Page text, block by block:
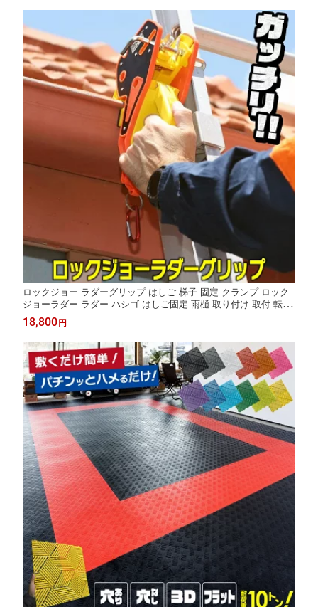
ロックジョー ラダーグリップ はしご 梯子 固定 クランプ ロック
ジョーラダー ラダー ハシゴ はしご固定 雨樋 取り付け 取付 転落
防止 はしご 固定具 安全 安定 器具 Lock Jaw Ladder Grip 日本正
規品 日本語対応 国際特許取得
18,800円